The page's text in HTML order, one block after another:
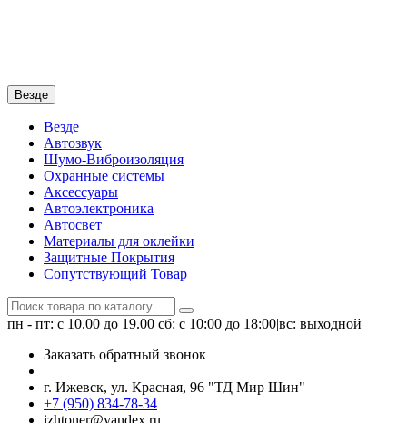
Везде
Везде
Автозвук
Шумо-Виброизоляция
Охранные системы
Аксессуары
Автоэлектроника
Автосвет
Материалы для оклейки
Защитные Покрытия
Сопутствующий Товар
пн - пт: с 10.00 до 19.00 сб: с 10:00 до 18:00|вс: выходной
Заказать обратный звонок
г. Ижевск, ул. Красная, 96 "ТД Мир Шин"
+7 (950) 834-78-34
izhtoner@yandex.ru